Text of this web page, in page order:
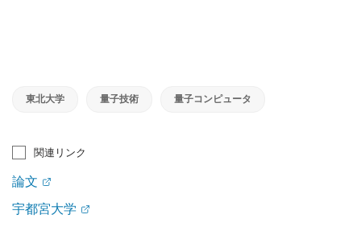
東北大学 量子技術 量子コンピュータ
関連リンク
論文
宇都宮大学